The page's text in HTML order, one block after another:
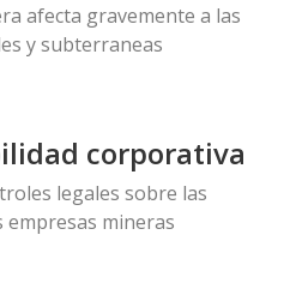
afecta gravemente a las
y subterraneas
corporativa
legales sobre las
empresas mineras